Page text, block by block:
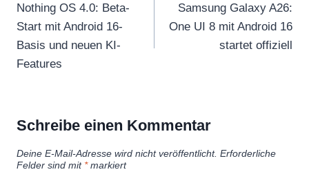
Nothing OS 4.0: Beta-
Start mit Android 16-
Basis und neuen KI-
Features
Samsung Galaxy A26:
One UI 8 mit Android 16
startet offiziell
Schreibe einen Kommentar
Deine E-Mail-Adresse wird nicht veröffentlicht. Erforderliche
Felder sind mit *markiert